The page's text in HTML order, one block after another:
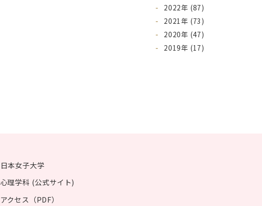
2022年 (87)
2021年 (73)
2020年 (47)
2019年 (17)
日本女子大学
心理学科 (公式サイト)
アクセス（PDF）